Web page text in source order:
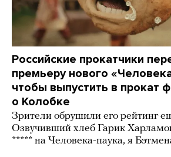
Российские прокатчики
премьеру нового
чтобы выпустить в прокат
о Колобке
Зрители обрушили его рейтинг
Озвучивший хлеб Гарик
***** на Человека-паука, я